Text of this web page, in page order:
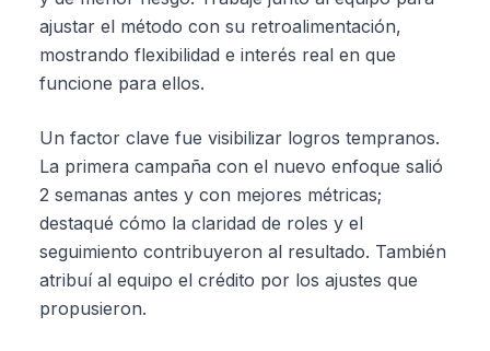
ajustar el método con su retroalimentación,
mostrando flexibilidad e interés real en que
funcione para ellos.
Un factor clave fue visibilizar logros tempranos.
La primera campaña con el nuevo enfoque salió
2 semanas antes y con mejores métricas;
destaqué cómo la claridad de roles y el
seguimiento contribuyeron al resultado. También
atribuí al equipo el crédito por los ajustes que
propusieron.